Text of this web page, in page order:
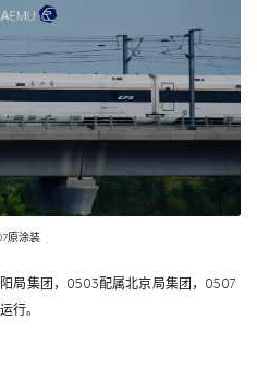
原涂装
局集团，0503配属北京局集团，0507
行。